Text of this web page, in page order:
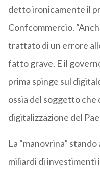
detto ironicamente il
Confcommercio.
trattato di un errore
fatto grave. E il
prima spinge sul
ossia del soggetto che
digitalizzazione del
La “manovrina”
miliardi di investimenti